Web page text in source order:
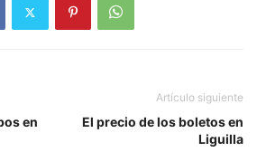
en
Artículo siguiente
El precio de los boletos en
Liguilla